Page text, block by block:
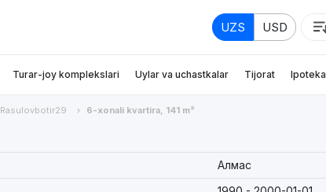
UZS USD
Turar-joy komplekslari Uylar va uchastkalar Tijorat Ipoteka
Rasulovbotir29 6-xonali kvartira, 141 m²
Алмас